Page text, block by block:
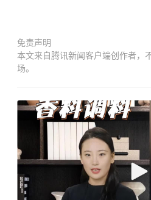
免责声明
本文来自腾讯新闻客户端创作者，
场。